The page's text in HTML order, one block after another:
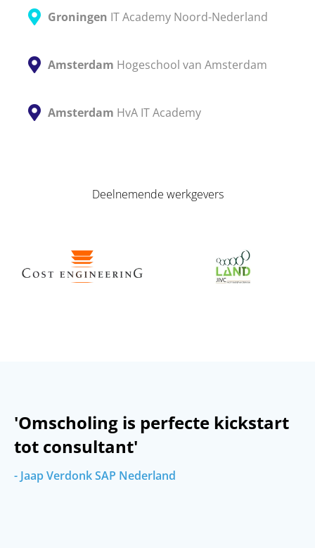
Groningen IT Academy Noord-Nederland
Amsterdam Hogeschool van Amsterdam
Amsterdam HvA IT Academy
Deelnemende werkgevers
'Omscholing is perfecte kickstart
tot consultant'
- Jaap Verdonk SAP Nederland